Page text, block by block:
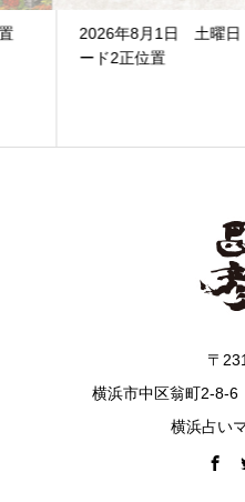
2026年8月1日 土曜日 ソ
ード2正位置
〒
横浜市中区翁町2-8-
横浜占い